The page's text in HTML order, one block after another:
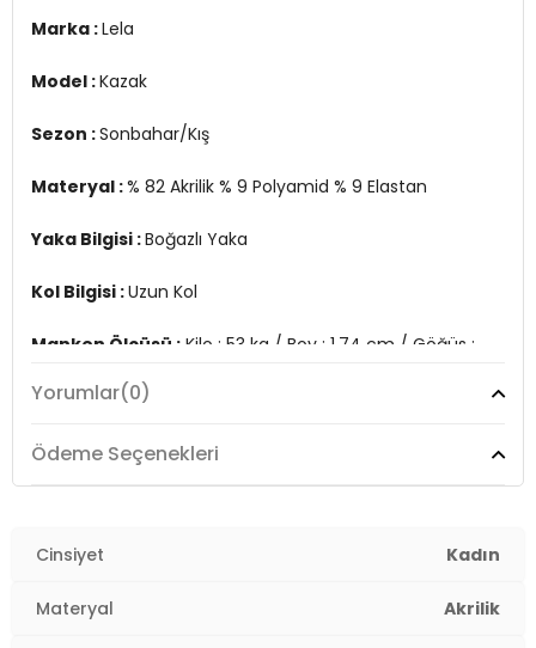
2DK63622534.47
Marka :Lela
Model :Kazak
Sezon :Sonbahar/Kış
Materyal :% 82 Akrilik % 9 Polyamid % 9 Elastan
Yaka Bilgisi :Boğazlı Yaka
Kol Bilgisi :Uzun Kol
Manken Ölçüsü : Kilo : 53 kg / Boy : 1.74 cm / Göğüs :
2DK63622534.47
Yorumlar(0)
Ödeme Seçenekleri
Cinsiyet Kadın
Materyal Akrilik